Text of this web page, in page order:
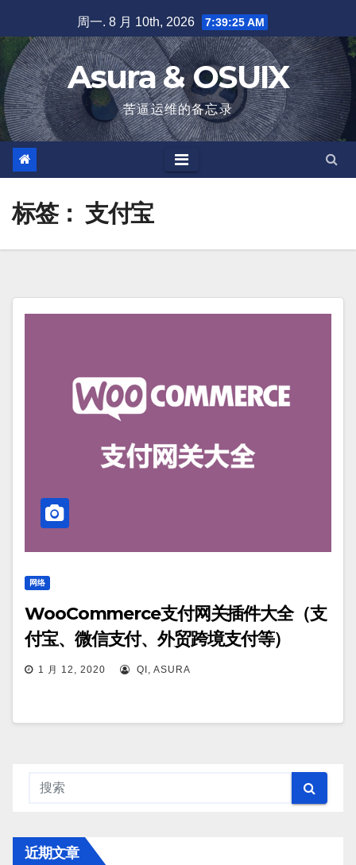
至
内
容
周一. 8 月 10th, 2026 7:39:26 AM
Asura & OSUIX
苦逼运维的备忘录
标签： 支付宝
网络
WooCommerce支付网关插件大全（支
付宝、微信支付、外贸跨境支付等）
1 月 12, 2020 QI, ASURA
近期文章